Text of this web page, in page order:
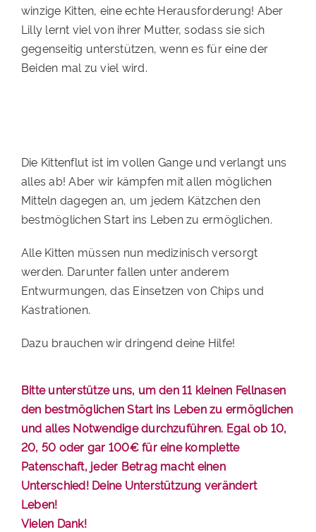
winzige Kitten, eine echte Herausforderung! Aber
Lilly lernt viel von ihrer Mutter, sodass sie sich
gegenseitig unterstützen, wenn es für eine der
Beiden mal zu viel wird.
Die Kittenflut ist im vollen Gange und verlangt uns
alles ab! Aber wir kämpfen mit allen möglichen
Mitteln dagegen an, um jedem Kätzchen den
bestmöglichen Start ins Leben zu ermöglichen.
Alle Kitten müssen nun medizinisch versorgt
werden. Darunter fallen unter anderem
Entwurmungen, das Einsetzen von Chips und
Kastrationen.
Dazu brauchen wir dringend deine Hilfe!
Bitte unterstütze uns, um den 11 kleinen Fellnasen
den bestmöglichen Start ins Leben zu ermöglichen
und alles Notwendige durchzuführen. Egal ob 10,
20, 50 oder gar 100€ für eine komplette
Patenschaft, jeder Betrag macht einen
Unterschied! Deine Unterstützung verändert
Leben!
Vielen Dank!